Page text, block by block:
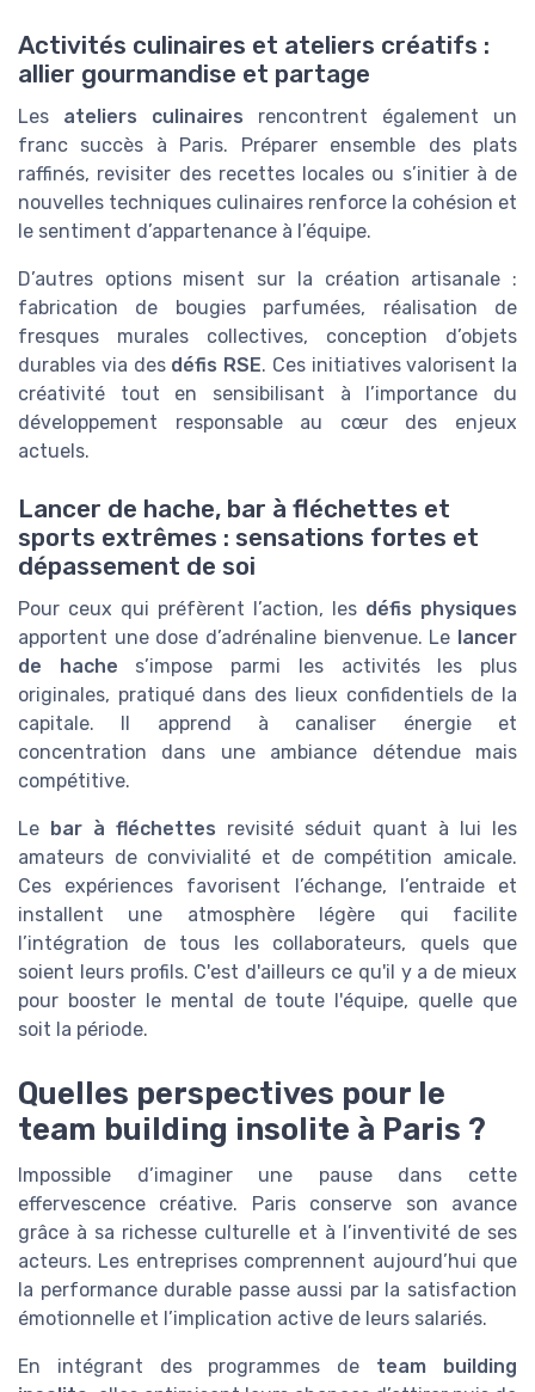
Activités culinaires et ateliers créatifs :
allier gourmandise et partage
Les ateliers culinaires rencontrent également un
franc succès à Paris. Préparer ensemble des plats
raffinés, revisiter des recettes locales ou s’initier à de
nouvelles techniques culinaires renforce la cohésion et
le sentiment d’appartenance à l’équipe.
D’autres options misent sur la création artisanale :
fabrication de bougies parfumées, réalisation de
fresques murales collectives, conception d’objets
durables via des défis RSE. Ces initiatives valorisent la
créativité tout en sensibilisant à l’importance du
développement responsable au cœur des enjeux
actuels.
Lancer de hache, bar à fléchettes et
sports extrêmes : sensations fortes et
dépassement de soi
Pour ceux qui préfèrent l’action, les défis physiques
apportent une dose d’adrénaline bienvenue. Le lancer
de hache s’impose parmi les activités les plus
originales, pratiqué dans des lieux confidentiels de la
capitale. Il apprend à canaliser énergie et
concentration dans une ambiance détendue mais
compétitive.
Le bar à fléchettes revisité séduit quant à lui les
amateurs de convivialité et de compétition amicale.
Ces expériences favorisent l’échange, l’entraide et
installent une atmosphère légère qui facilite
l’intégration de tous les collaborateurs, quels que
soient leurs profils. C'est d'ailleurs ce qu'il y a de mieux
pour booster le mental de toute l'équipe, quelle que
soit la période.
Quelles perspectives pour le
team building insolite à Paris ?
Impossible d’imaginer une pause dans cette
effervescence créative. Paris conserve son avance
grâce à sa richesse culturelle et à l’inventivité de ses
acteurs. Les entreprises comprennent aujourd’hui que
la performance durable passe aussi par la satisfaction
émotionnelle et l’implication active de leurs salariés.
En intégrant des programmes de team building